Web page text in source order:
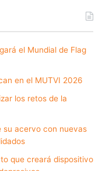
el Mundial de Flag
en el MUTVI 2026
los retos de la
su acervo con nuevas
que creará dispositivo